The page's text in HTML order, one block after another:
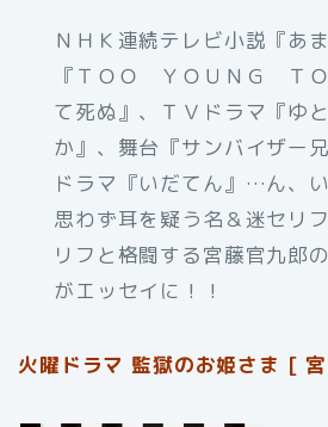
ＮＨＫ連続テレビ小説『あ
『ＴＯＯ ＹＯＵＮＧ Ｔ
て死ぬ』、ＴＶドラマ『ゆ
か』、舞台『サンバイザー
ドラマ『いだてん』…ん、
思わず耳を疑う名＆迷セリ
リフと格闘する宮藤官九郎
がエッセイに！！
火曜ドラマ 監獄のお姫さま [